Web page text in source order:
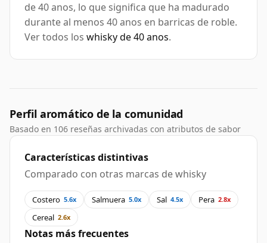
de 40 anos, lo que significa que ha madurado
durante al menos 40 anos en barricas de roble.
Ver todos los whisky de 40 anos.
Perfil aromático de la comunidad
Basado en 106 reseñas archivadas con atributos de sabor
Características distintivas
Comparado con otras marcas de whisky
Costero 5.6x Salmuera 5.0x Sal 4.5x Pera 2.8x
Cereal 2.6x
Notas más frecuentes